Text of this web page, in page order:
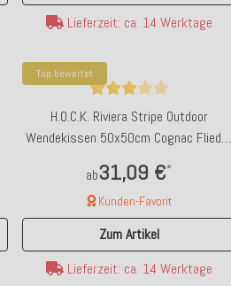
Lieferzeit: ca. 14 Werktage
Top bewertet
H.O.C.K. Riviera Stripe Outdoor
Wendekissen 50x50cm Cognac Flieder
ab31,09 €*
Kunden-Favorit
Zum Artikel
Lieferzeit: ca. 14 Werktage